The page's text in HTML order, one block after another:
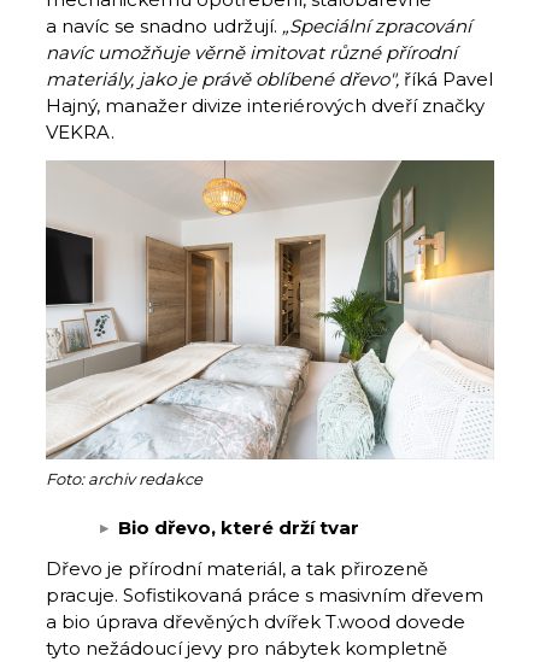
a navíc se snadno udržují. „Speciální zpracování
navíc umožňuje věrně imitovat různé přírodní
materiály, jako je právě oblíbené dřevo", říká Pavel
Hajný, manažer divize interiérových dveří značky
VEKRA.
Foto: archiv redakce
Bio dřevo, které drží tvar
Dřevo je přírodní materiál, a tak přirozeně
pracuje. Sofistikovaná práce s masivním dřevem
a bio úprava dřevěných dvířek T.wood dovede
tyto nežádoucí jevy pro nábytek kompletně